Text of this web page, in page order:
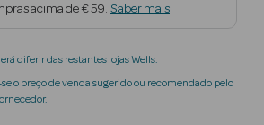
acima de € 59. Saber mais
diferir das restantes lojas Wells.
o preço de venda sugerido ou recomendado pelo